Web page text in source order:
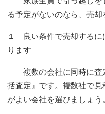
る予定がないのなら、売却
１ 良い条件で売却するに
ります
複数の会社に同時に査
括査定』です。複数社で
がよい会社を選びましょう。